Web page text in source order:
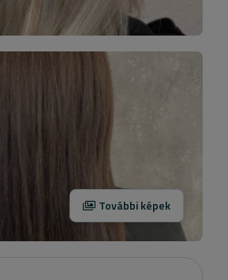
További képek